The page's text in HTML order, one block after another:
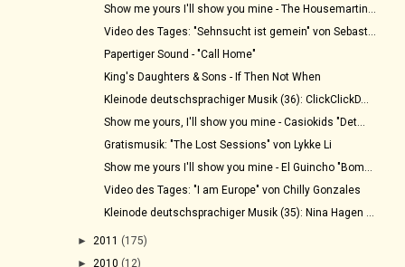
Show me yours I'll show you mine - The Housemartin...
Video des Tages: "Sehnsucht ist gemein" von Sebast...
Papertiger Sound - "Call Home"
King's Daughters & Sons - If Then Not When
Kleinode deutschsprachiger Musik (36): ClickClickD...
Show me yours, I'll show you mine - Casiokids "Det...
Gratismusik: "The Lost Sessions" von Lykke Li
Show me yours I'll show you mine - El Guincho "Bom...
Video des Tages: "I am Europe" von Chilly Gonzales
Kleinode deutschsprachiger Musik (35): Nina Hagen ...
► 2011 (175)
► 2010 (12)